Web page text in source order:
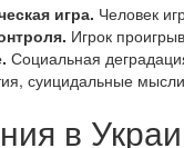
игра. Человек
Игрок
Социальная
суицидальные
в